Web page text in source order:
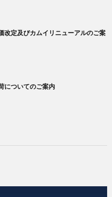
改定及びカムイリニューアルのご案
についてのご案内